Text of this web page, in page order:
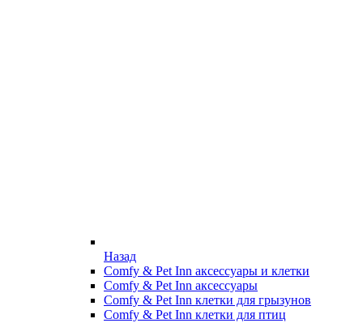
Назад
Comfy & Pet Inn аксессуары и клетки
Comfy & Pet Inn аксессуары
Comfy & Pet Inn клетки для грызунов
Comfy & Pet Inn клетки для птиц